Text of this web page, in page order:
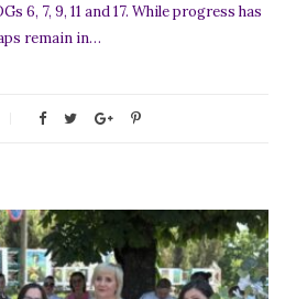
6, 7, 9, 11 and 17. While progress has
remain in…